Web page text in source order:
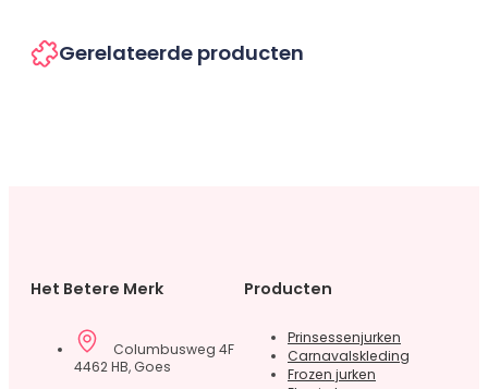
Gerelateerde producten
Het Betere Merk
Columbusweg 4F
4462 HB, Goes
Producten
Prinsessenjurken
Carnavalskleding
Frozen jurken